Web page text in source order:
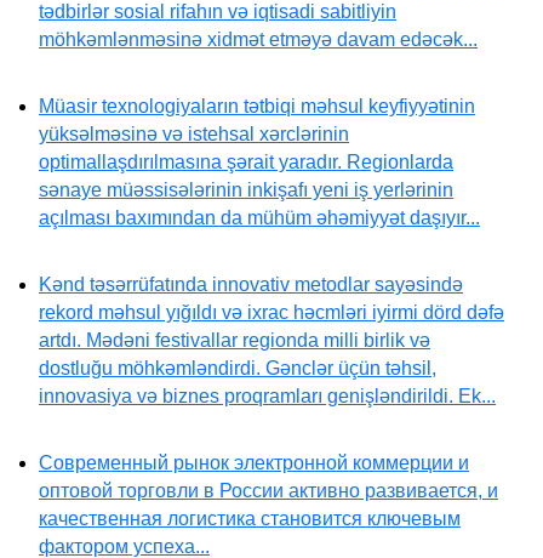
tədbirlər sosial rifahın və iqtisadi sabitliyin
möhkəmlənməsinə xidmət etməyə davam edəcək...
Müasir texnologiyaların tətbiqi məhsul keyfiyyətinin
yüksəlməsinə və istehsal xərclərinin
optimallaşdırılmasına şərait yaradır. Regionlarda
sənaye müəssisələrinin inkişafı yeni iş yerlərinin
açılması baxımından da mühüm əhəmiyyət daşıyır...
Kənd təsərrüfatında innovativ metodlar sayəsində
rekord məhsul yığıldı və ixrac həcmləri iyirmi dörd dəfə
artdı. Mədəni festivallar regionda milli birlik və
dostluğu möhkəmləndirdi. Gənclər üçün təhsil,
innovasiya və biznes proqramları genişləndirildi. Ek...
Современный рынок электронной коммерции и
оптовой торговли в России активно развивается, и
качественная логистика становится ключевым
фактором успеха...